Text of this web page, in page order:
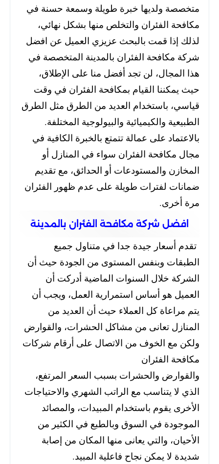
متخصصة ولديها خبرة طويلة وسمعة حسنة في
مكافحة الفئران والتخلص منها بشكل نهائي،
لذلك إذا قمت بالبحث عزيزي العميل عن افضل
شركة مكافحة الفئران بالمدينة المتخصصة في
هذا المجال، لن تجد أفضل منا على الإطلاق،
حيث يمكننا القيام بمكافحة الفئران في وقت
قياسي، باستخدام العديد من الطرق مثل الطرق
الطبيعية والكيميائية والبيولوجية المختلفة.
بالاعتماد على عمالة تتمتع بالخبرة الكافية في
مجال مكافحة الفئران سواء في المنازل أو
المخازن والمستودعات أو الحدائق، مع تقديم
ضمانات لفترات طويلة على عدم ظهور الفئران
مرة أخرى.
افضل شركة مكافحة الفئران بالمدينة
تقدم أسعار جيدة جدا في متناول جميع
الطبقات وبنفس المستوى من الجودة حيث أن
الشركة خلال السنوات الماضية أدركت أن
العميل هو أساس استمرارية العمل، ويجب أن
يتم مراعاة كل العملاء حيث أن العديد من
المنازل تعانى من مشاكل الحشرات، والقوارض
ولكن مع الخوف من الاتصال على أرقام شركات
مكافحة الفئران
والقوارض والحشرات بسبب السعر المرتفع،
الذي لا يتناسب مع الراتب الشهري والاحتياجات
الأخرى يقوم باستخدام المبيدات، والمصائد
الموجودة في السوق وبالطبع في الكثير من
الأحيان، والتي يعانى منها المكان من إصابة
شديدة لا يمكن نجاح فاعلية المبيد.